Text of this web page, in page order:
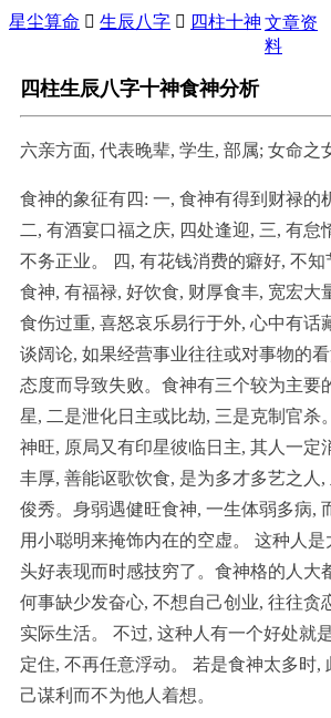
星尘算命  生辰八字  四柱十神 文章资
料
四柱生辰八字十神食神分析
六亲方面, 代表晚辈, 学生, 部属; 女命之
食神的象征有四: 一, 食神有得到财禄的
二, 有酒宴口福之庆, 四处逢迎, 三, 有怠
不务正业。 四, 有花钱消费的癖好, 不
食神, 有福禄, 好饮食, 财厚食丰, 宽宏大
食伤过重, 喜怒哀乐易行于外, 心中有话
谈阔论, 如果经营事业往往或对事物的
态度而导致失败。食神有三个较为主要
星, 二是泄化日主或比劫, 三是克制官杀
神旺, 原局又有印星彼临日主, 其人一定
丰厚, 善能讴歌饮食, 是为多才多艺之人,
俊秀。身弱遇健旺食神, 一生体弱多病,
用小聪明来掩饰内在的空虚。 这种人
头好表现而时感技穷了。食神格的人大
何事缺少发奋心, 不想自己创业, 往往贪
实际生活。 不过, 这种人有一个好处就
定住, 不再任意浮动。 若是食神太多时,
己谋利而不为他人着想。